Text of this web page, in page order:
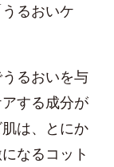
るおいケ
るおいを与
する成分が
は、とにか
なるコット